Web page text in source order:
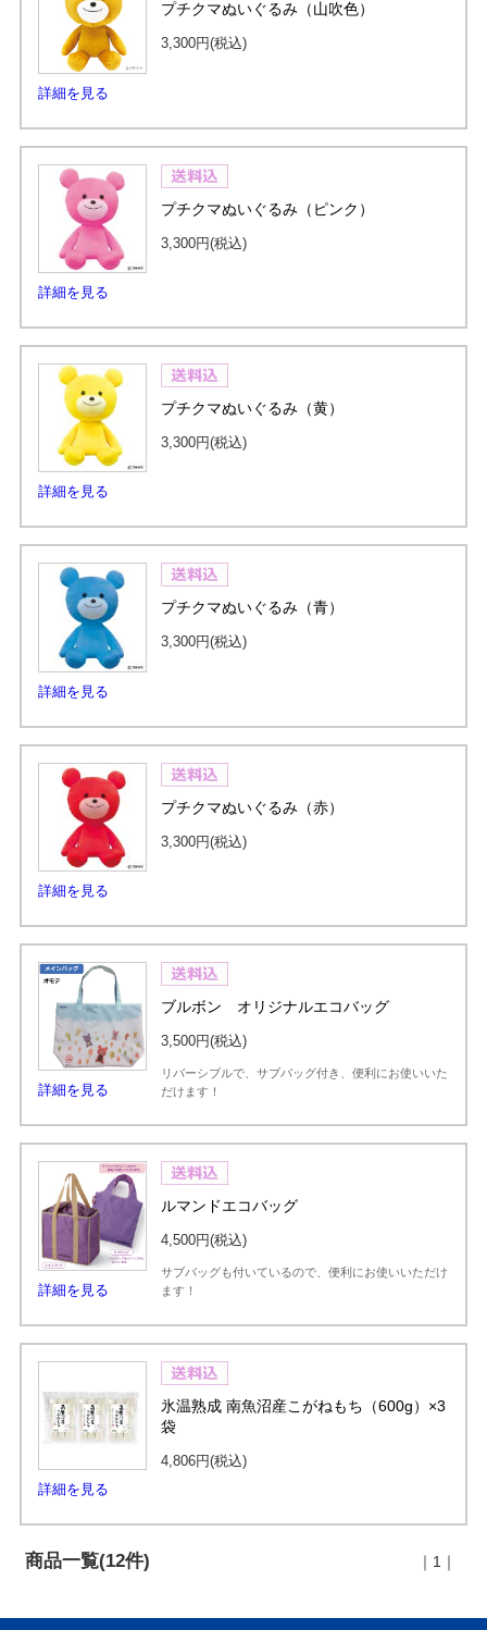
詳細を見る
プチクマぬいぐるみ（山吹色）
3,300円(税込)
詳細を見る
プチクマぬいぐるみ（ピンク）
3,300円(税込)
詳細を見る
プチクマぬいぐるみ（黄）
3,300円(税込)
詳細を見る
プチクマぬいぐるみ（青）
3,300円(税込)
詳細を見る
プチクマぬいぐるみ（赤）
3,300円(税込)
詳細を見る
ブルボン オリジナルエコバッグ
3,500円(税込)
リバーシブルで、サブバッグ付き、便利にお使いいた
だけます！
詳細を見る
ルマンドエコバッグ
4,500円(税込)
サブバッグも付いているので、便利にお使いいただけ
ます！
詳細を見る
氷温熟成 南魚沼産こがねもち（600g）×3
袋
4,806円(税込)
商品一覧(12件) ｜1｜